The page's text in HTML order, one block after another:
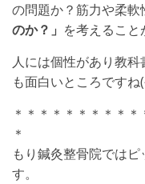
の問題か？筋力や柔
のか？」 を考えること
人には個性があり教
も面白いところですね
＊＊＊＊＊＊＊＊＊
＊
もり鍼灸整骨院では
す。